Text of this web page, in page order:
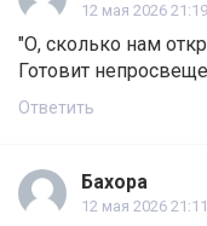
12 мая 2026 21:19
"О, сколько нам
Готовит
Ответить
Бахора
12 мая 2026 21:11